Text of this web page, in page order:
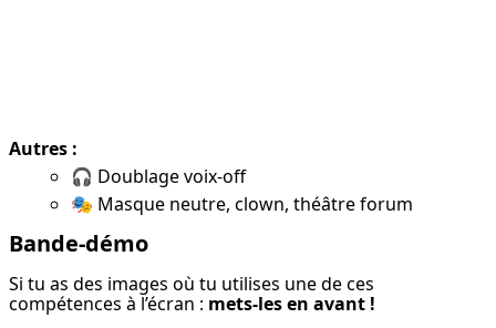
Autres :
🎧 Doublage voix-off
🎭 Masque neutre, clown, théâtre forum
Bande-démo
Si tu as des images où tu utilises une de ces
compétences à l’écran : mets-les en avant !